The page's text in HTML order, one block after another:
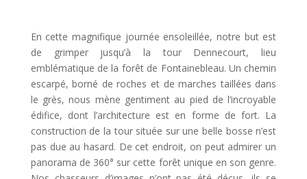
En cette magnifique journée ensoleillée, notre but est
de grimper jusqu’à la tour Dennecourt, lieu
emblématique de la forêt de Fontainebleau. Un chemin
escarpé, borné de roches et de marches taillées dans
le grès, nous mène gentiment au pied de l’incroyable
édifice, dont l’architecture est en forme de fort. La
construction de la tour située sur une belle bosse n’est
pas due au hasard. De cet endroit, on peut admirer un
panorama de 360° sur cette forêt unique en son genre.